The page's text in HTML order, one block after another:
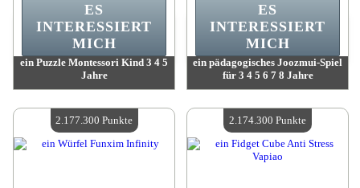
ein Puzzle Montessori Kind 3 4 5
Jahre
Verfügbare Menge:4
ES
INTERESSIERT
MICH
ein pädagogisches Joozmui-Spiel
für 3 4 5 6 7 8 Jahre
Verfügbare Menge:4
ES
INTERESSIERT
MICH
2.177.300 Punkte 2.174.300 Punkte